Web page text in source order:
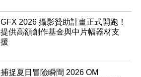
GFX 2026 攝影贊助計畫正式開跑！
提供高額創作基金與中片幅器材支
援
捕捉夏日冒險瞬間 2026 OM